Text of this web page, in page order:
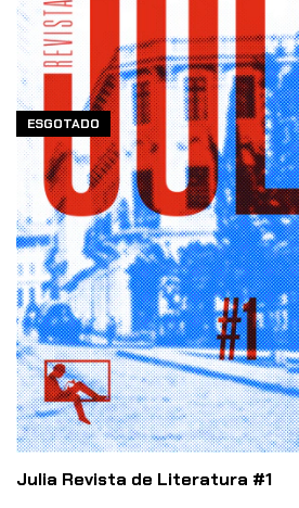
ESGOTADO
Julia Revista de Literatura #1